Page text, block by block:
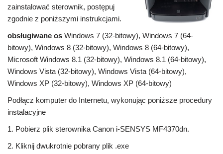
zainstalować sterownik, postępuj
zgodnie z poniższymi instrukcjami.
obsługiwane os Windows 7 (32-bitowy), Windows 7 (64-
bitowy), Windows 8 (32-bitowy), Windows 8 (64-bitowy),
Microsoft Windows 8.1 (32-bitowy), Windows 8.1 (64-bitowy),
Windows Vista (32-bitowy), Windows Vista (64-bitowy),
Windows XP (32-bitowy), Windows XP (64-bitowy)
Podłącz komputer do Internetu, wykonując poniższe procedury
instalacyjne
1. Pobierz plik sterownika Canon i-SENSYS MF4370dn.
2. Kliknij dwukrotnie pobrany plik .exe